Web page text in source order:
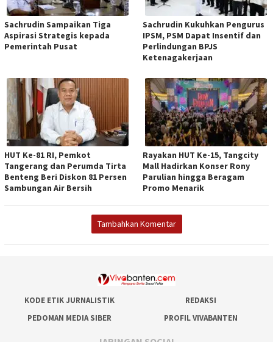
Sachrudin Sampaikan Tiga
Aspirasi Strategis kepada
Pemerintah Pusat
Sachrudin Kukuhkan Pengurus
IPSM, PSM Dapat Insentif dan
Perlindungan BPJS
Ketenagakerjaan
HUT Ke-81 RI, Pemkot
Tangerang dan Perumda Tirta
Benteng Beri Diskon 81 Persen
Sambungan Air Bersih
Rayakan HUT Ke-15, Tangcity
Mall Hadirkan Konser Rony
Parulian hingga Beragam
Promo Menarik
Tambahkan Komentar
KODE ETIK JURNALISTIK
REDAKSI
PEDOMAN MEDIA SIBER
PROFIL VIVABANTEN